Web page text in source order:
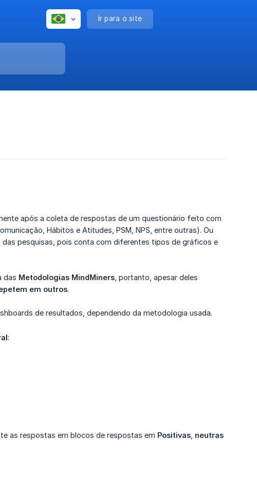
Ir para o site
após a coleta de respostas de um questionário feito com
Hábitos e Atitudes, PSM, NPS, entre outras). Ou
pesquisas, pois conta com diferentes tipos de gráficos e
das Metodologias MindMiners , portanto, apesar deles
em outros.
de resultados, dependendo da metodologia usada.
:
as respostas em blocos de respostas em Positivas neutras